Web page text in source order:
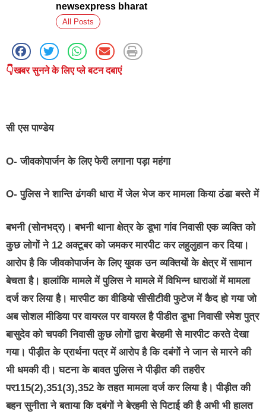
newsexpress bharat
All Posts
👇खबर सुनने के लिए प्ले बटन दबाएं
सी एसपाण्डेय
O- जीवकोपार्जन के लिए फेरी लगाना पड़ा महंगा
O- पुलिस ने शान्ति ढंगकी धारा में जेल भेज कर मामला किया ठंडा बस्ते में
बभनी (सोनभद्र)। बभनी थाना क्षेत्र के डूभा गांव निवासी एक व्यक्ति को
कुछ लोगों ने 12 अक्टूबर को जमकर मारपीट कर लहुलुहान कर दिया।
आरोप है कि जीवकोपार्जन के लिए युवक उन व्यक्तियों के क्षेत्र में सामान
बेचता है। हालांकि मामले में पुलिस ने मामले में विभिन्न धाराओं में मामला
दर्ज कर लिया है। मारपीट का वीडियो सीसीटीवी फुटेज में कैद हो गया जो
अब सोशल मीडिया पर वायरल पर वायरल है पीडीत डूभा निवासी रमेश पुत्र
बासुदेव को चपकी निवासी कुछ लोगों द्वारा बेरहमी से मारपीट करते देखा
गया। पीड़ीत के प्रार्थना पत्र में आरोप है कि दबंगों ने जान से मारने की
भी धमकी दी। घटना के बावत पुलिस ने पीड़ीत की तहरीर
पर115(2),351(3),352 के तहत मामला दर्ज कर लिया है। पीड़ीत की
बहन सुनीता ने बताया कि दबंगों ने बेरहमी से पिटाई की है अभी भी हालत